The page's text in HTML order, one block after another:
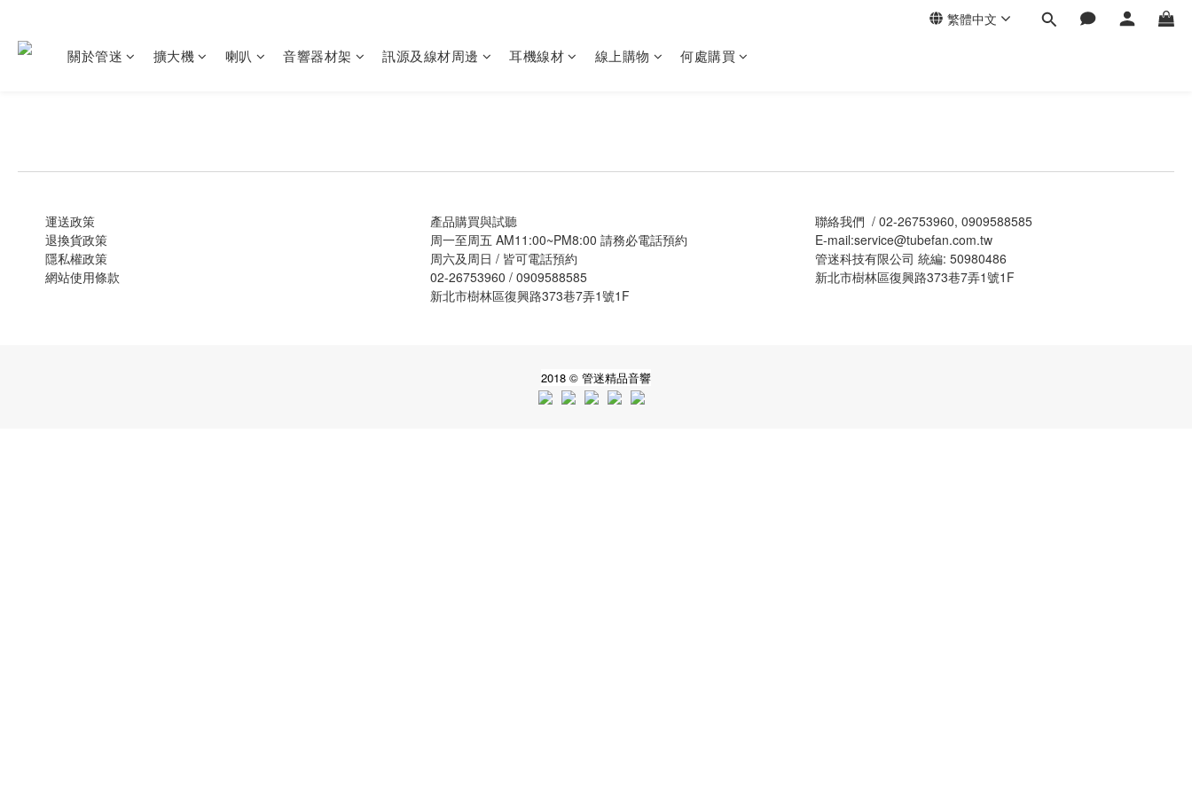
繁體中文
關於管迷 擴大機 喇叭 音響器材架 訊源及線材周邊 耳機線材 線上購物 何處購買
運送政策
退換貨政策
隱私權政策
網站使用條款
產品購買與試聽
周一至周五 AM11:00~PM8:00 請務必電話預約
周六及周日 / 皆可電話預約
02-26753960 / 0909588585
新北市樹林區復興路373巷7弄1號1F
聯絡我們 / 02-26753960, 0909588585
E-mail:service@tubefan.com.tw
管迷科技有限公司 統編: 50980486
新北市樹林區復興路373巷7弄1號1F
2018 © 管迷精品音響